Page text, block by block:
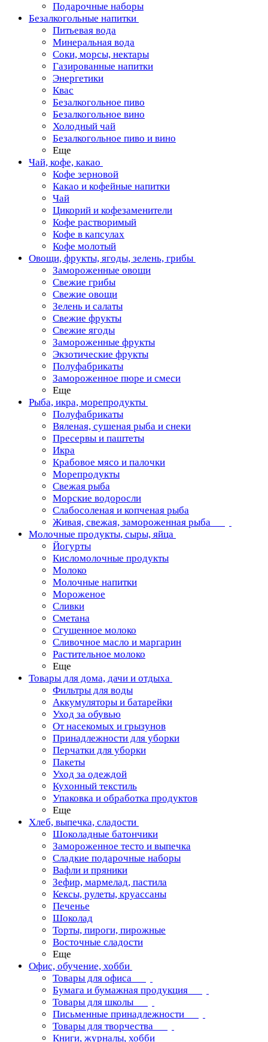
Подарочные наборы
Безалкогольные напитки
Питьевая вода
Минеральная вода
Соки, морсы, нектары
Газированные напитки
Энергетики
Квас
Безалкогольное пиво
Безалкогольное вино
Холодный чай
Безалкогольное пиво и вино
Еще
Чай, кофе, какао
Кофе зерновой
Какао и кофейные напитки
Чай
Цикорий и кофезаменители
Кофе растворимый
Кофе в капсулах
Кофе молотый
Овощи, фрукты, ягоды, зелень, грибы
Замороженные овощи
Свежие грибы
Свежие овощи
Зелень и салаты
Свежие фрукты
Свежие ягоды
Замороженные фрукты
Экзотические фрукты
Полуфабрикаты
Замороженное пюре и смеси
Еще
Рыба, икра, морепродукты
Полуфабрикаты
Вяленая, сушеная рыба и снеки
Пресервы и паштеты
Икра
Крабовое мясо и палочки
Морепродукты
Свежая рыба
Морские водоросли
Слабосоленая и копченая рыба
Живая, свежая, замороженная рыба
Молочные продукты, сыры, яйца
Йогурты
Кисломолочные продукты
Молоко
Молочные напитки
Мороженое
Сливки
Сметана
Сгущенное молоко
Сливочное масло и маргарин
Растительное молоко
Еще
Товары для дома, дачи и отдыха
Фильтры для воды
Аккумуляторы и батарейки
Уход за обувью
От насекомых и грызунов
Принадлежности для уборки
Перчатки для уборки
Пакеты
Уход за одеждой
Кухонный текстиль
Упаковка и обработка продуктов
Еще
Хлеб, выпечка, сладости
Шоколадные батончики
Замороженное тесто и выпечка
Сладкие подарочные наборы
Вафли и пряники
Зефир, мармелад, пастила
Кексы, рулеты, круассаны
Печенье
Шоколад
Торты, пироги, пирожные
Восточные сладости
Еще
Офис, обучение, хобби
Товары для офиса
Бумага и бумажная продукция
Товары для школы
Письменные принадлежности
Товары для творчества
Книги, журналы, хобби